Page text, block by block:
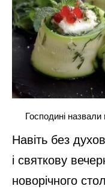
Господині назвали
Навіть без
і святкову
новорічного